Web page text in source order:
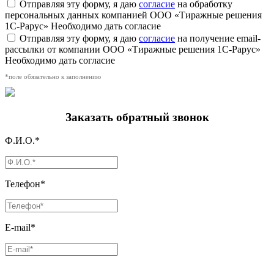
Отправляя эту форму, я даю согласие на обработку
персональных данных компанией ООО «Тиражные решения
1С-Рарус» Необходимо дать согласие
Отправляя эту форму, я даю согласие на получение email-
рассылки от компании ООО «Тиражные решения 1С-Рарус»
Необходимо дать согласие
*поле обязательно к заполнению
Заказать обратный звонок
Ф.И.О.*
Телефон*
E-mail*